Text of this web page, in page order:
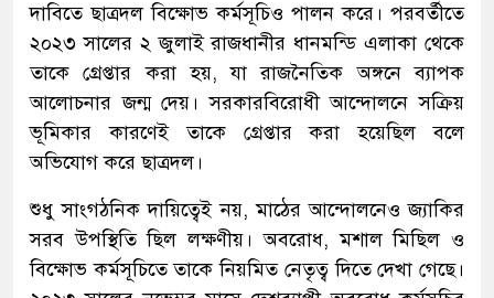
দাবিতে ছাত্রদল বিক্ষোভ কর্মসূচিও পালন করে। পরবর্তীতে
২০২৩ সালের ২ জুলাই রাজধানীর ধানমন্ডি এলাকা থেকে
তাকে গ্রেপ্তার করা হয়, যা রাজনৈতিক অঙ্গনে ব্যাপক
আলোচনার জন্ম দেয়। সরকারবিরোধী আন্দোলনে সক্রিয়
ভূমিকার কারণেই তাকে গ্রেপ্তার করা হয়েছিল বলে
অভিযোগ করে ছাত্রদল।
শুধু সাংগঠনিক দায়িত্বেই নয়, মাঠের আন্দোলনেও জ্যাকির
সরব উপস্থিতি ছিল লক্ষণীয়। অবরোধ, মশাল মিছিল ও
বিক্ষোভ কর্মসূচিতে তাকে নিয়মিত নেতৃত্ব দিতে দেখা গেছে।